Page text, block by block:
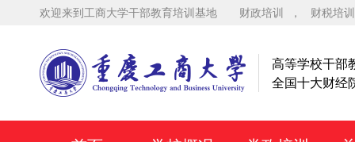
欢迎来到工商大学干部教育培训基地 财政培训 ， 财税培训
高等学校干部
全国十大财经